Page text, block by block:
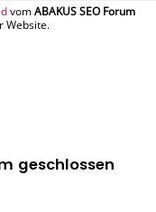
geschlossen